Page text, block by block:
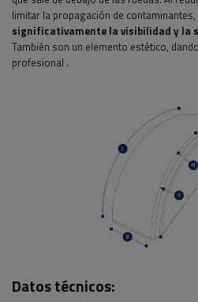
limitar la propagación de contaminantes,
significativamente la visibilidad y la
También son un elemento estético,
profesional .
Datos técnicos: